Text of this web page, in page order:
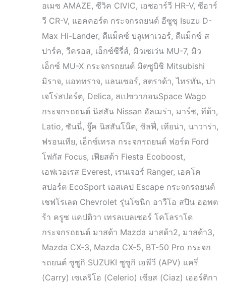
อเมซ AMAZE, ซีวิค CIVIC, เอชอาร์วี HR-V, ซีอาร์
วี CR-V, แอคคอร์ด กระจกรถยนต์ อีซูซุ Isuzu D-
Max Hi-Lander, ดีแม็คซ์ บลูเพาเวอร์, ดีแม็กซ์ ส
ปาร์ค, วีครอส, เอ็กซ์ซีรี่ส์, มิวเซเว่น MU-7, มิว
เอ็กซ์ MU-X กระจกรถยนต์ มิตซูบิชิ Mitsubishi
มิราจ, แอททราจ, แลนเซอร์, สตราด้า, ไทรทัน, ปา
เจโร่สปอร์ต, Delica, สเปซวากอนSpace Wago
กระจกรถยนต์ นิสสัน Nissan อัลเมร่า, มาร์ช, ทีด้า,
Latio, ซันนี่, จู๊ค นิสสันโน๊ต, ซิลฟี่, เทียน่า, นาวาร่า,
ฟรอนเทีย, เอ็กซ์เทรล กระจกรถยนต์ ฟอร์ด Ford
โฟกัส Focus, เฟียสต้า Fiesta Ecoboost,
เอฟเวอเรส Everest, เรนเจอร์ Ranger, เอคโค
สปอร์ต EcoSport เอสเคป Escape กระจกรถยนต์
เชฟโรเลต Chevrolet รุ่นโซนิก อาวีโอ สปิน ออพต
ร้า ครูซ แคปติวา เทรลเบลเซอร์ โคโลราโด
กระจกรถยนต์ มาสด้า Mazda มาสด้า2, มาสด้า3,
Mazda CX-3, Mazda CX-5, BT-50 Pro กระจก
รถยนต์ ซูซูกิ SUZUKI ซูซูกิ เอพีวี (APV) แครี่
(Carry) เซเลริโอ (Celerio) เซียส (Ciaz) เออร์ติกา